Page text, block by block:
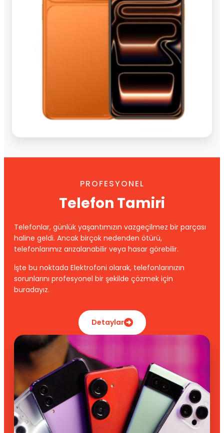
PROFESYONEL
Telefon Tamiri
Telefonlar, günlük yaşantımızın vazgeçilmez bir parçası
haline geldi. Ancak birçok nedenden ötürü,
telefonlarımız arızalanabilir veya hasar görebilir.
İşte bu noktada Elektrofoni olarak, telefonlarınızın
sorunlarını profesyonel bir şekilde çözmek için
buradayız.
Detaylar